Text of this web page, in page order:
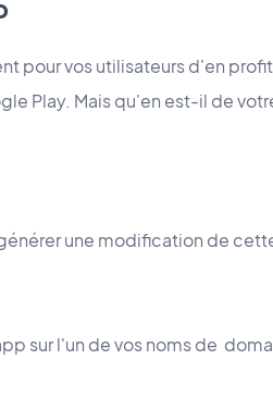
pour vos utilisateurs d'en
Play. Mais qu'en est-il de
une modification de
sur l'un de vos noms de